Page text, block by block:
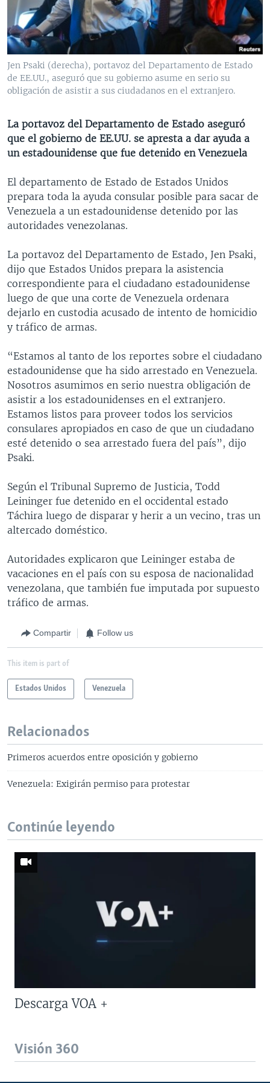
VENEZUELA
BRASIL
NICARAGUA
ECONOMÍA
ENTRETENIMIENTO Y CULTURA
TECNOLOGÍA
DEPORTES
CIENCIA Y SALUD
MULTIMEDIA
VIDEOS
FOTOGRAFÍA
AUDIOS
PROGRAMAS TV
EL MUNDO AL DÍA
FORO INTERAMERICANO
VISIÓN 360
LAS CLAVES
PANORAMA
RADIO
AVANCE INFORMATIVO
AUDIONOTICIAS
BUENOS DÍAS AMÉRICA
ESTADOS UNIDOS AL DÍA
FORO [RADIO]
DEPORTIVO INTERNACIONAL
NOTA ECONÓMICA
ENTRETENIMIENTO
DIRECT
DOCUMENTALES DE LA VOA
Learning English
Idiomas
Jen Psaki (derecha), portavoz del Departamento de Estado
de EE.UU., aseguró que su gobierno asume en serio su
obligación de asistir a sus ciudadanos en el extranjero.
La portavoz del Departamento de Estado aseguró
que el gobierno de EE.UU. se apresta a dar ayuda a
un estadounidense que fue detenido en Venezuela
El departamento de Estado de Estados Unidos
prepara toda la ayuda consular posible para sacar de
Venezuela a un estadounidense detenido por las
autoridades venezolanas.
La portavoz del Departamento de Estado, Jen Psaki,
dijo que Estados Unidos prepara la asistencia
correspondiente para el ciudadano estadounidense
luego de que una corte de Venezuela ordenara
dejarlo en custodia acusado de intento de homicidio
y tráfico de armas.
“Estamos al tanto de los reportes sobre el ciudadano
estadounidense que ha sido arrestado en Venezuela.
Nosotros asumimos en serio nuestra obligación de
asistir a los estadounidenses en el extranjero.
Estamos listos para proveer todos los servicios
consulares apropiados en caso de que un ciudadano
esté detenido o sea arrestado fuera del país”, dijo
Psaki.
Según el Tribunal Supremo de Justicia, Todd
Leininger fue detenido en el occidental estado
Táchira luego de disparar y herir a un vecino, tras un
altercado doméstico.
Autoridades explicaron que Leininger estaba de
vacaciones en el país con su esposa de nacionalidad
venezolana, que también fue imputada por supuesto
tráfico de armas.
Compartir Follow us
This item is part of
Estados Unidos Venezuela
Relacionados
Primeros acuerdos entre oposición y gobierno
Venezuela: Exigirán permiso para protestar
Continúe leyendo
Descarga VOA +
Visión 360